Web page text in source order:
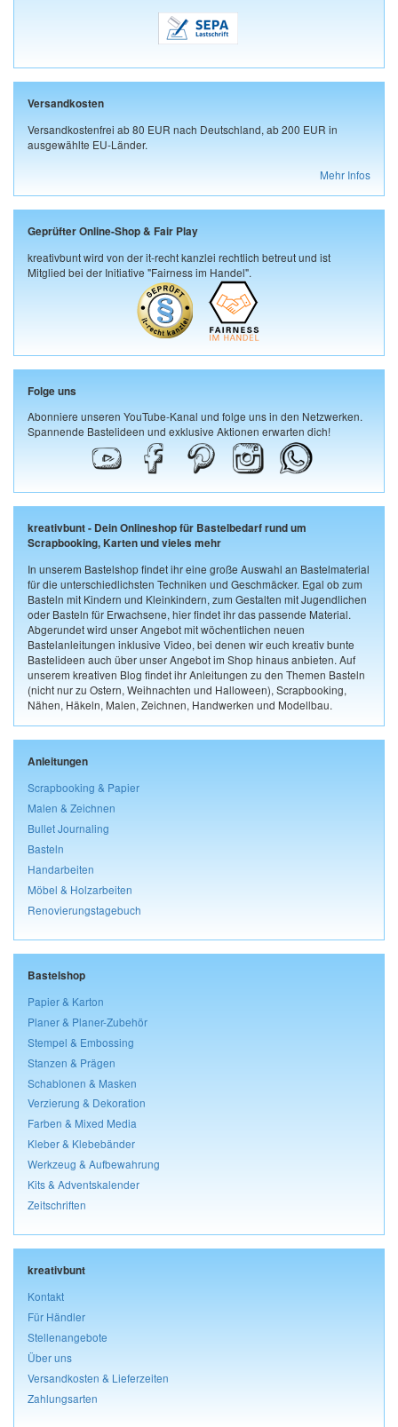
Versandkosten
Versandkostenfrei ab 80 EUR nach Deutschland, ab 200 EUR in
ausgewählte EU-Länder.
Mehr Infos
Geprüfter Online-Shop & Fair Play
kreativbunt wird von der it-recht kanzlei rechtlich betreut und ist
Mitglied bei der Initiative "Fairness im Handel".
Folge uns
Abonniere unseren YouTube-Kanal und folge uns in den Netzwerken.
Spannende Bastelideen und exklusive Aktionen erwarten dich!
kreativbunt - Dein Onlineshop für Bastelbedarf rund um
Scrapbooking, Karten und vieles mehr
In unserem Bastelshop findet ihr eine große Auswahl an Bastelmaterial
für die unterschiedlichsten Techniken und Geschmäcker. Egal ob zum
Basteln mit Kindern und Kleinkindern, zum Gestalten mit Jugendlichen
oder Basteln für Erwachsene, hier findet ihr das passende Material.
Abgerundet wird unser Angebot mit wöchentlichen neuen
Bastelanleitungen inklusive Video, bei denen wir euch kreativ bunte
Bastelideen auch über unser Angebot im Shop hinaus anbieten. Auf
unserem kreativen Blog findet ihr Anleitungen zu den Themen Basteln
(nicht nur zu Ostern, Weihnachten und Halloween), Scrapbooking,
Nähen, Häkeln, Malen, Zeichnen, Handwerken und Modellbau.
Anleitungen
Scrapbooking & Papier
Malen & Zeichnen
Bullet Journaling
Basteln
Handarbeiten
Möbel & Holzarbeiten
Renovierungstagebuch
Bastelshop
Papier & Karton
Planer & Planer-Zubehör
Stempel & Embossing
Stanzen & Prägen
Schablonen & Masken
Verzierung & Dekoration
Farben & Mixed Media
Kleber & Klebebänder
Werkzeug & Aufbewahrung
Kits & Adventskalender
Zeitschriften
kreativbunt
Kontakt
Für Händler
Stellenangebote
Über uns
Versandkosten & Lieferzeiten
Zahlungsarten